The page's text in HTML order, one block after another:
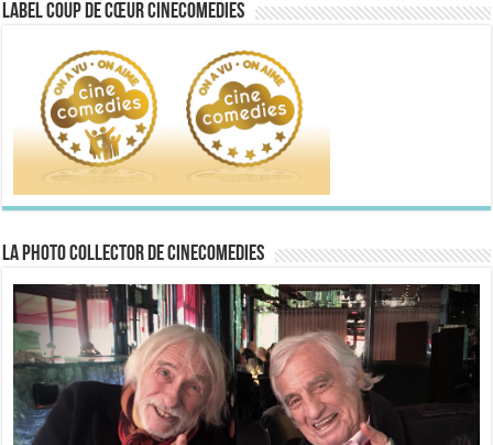
Label Coup de Cœur CineComedies
La Photo collector de CineComedies